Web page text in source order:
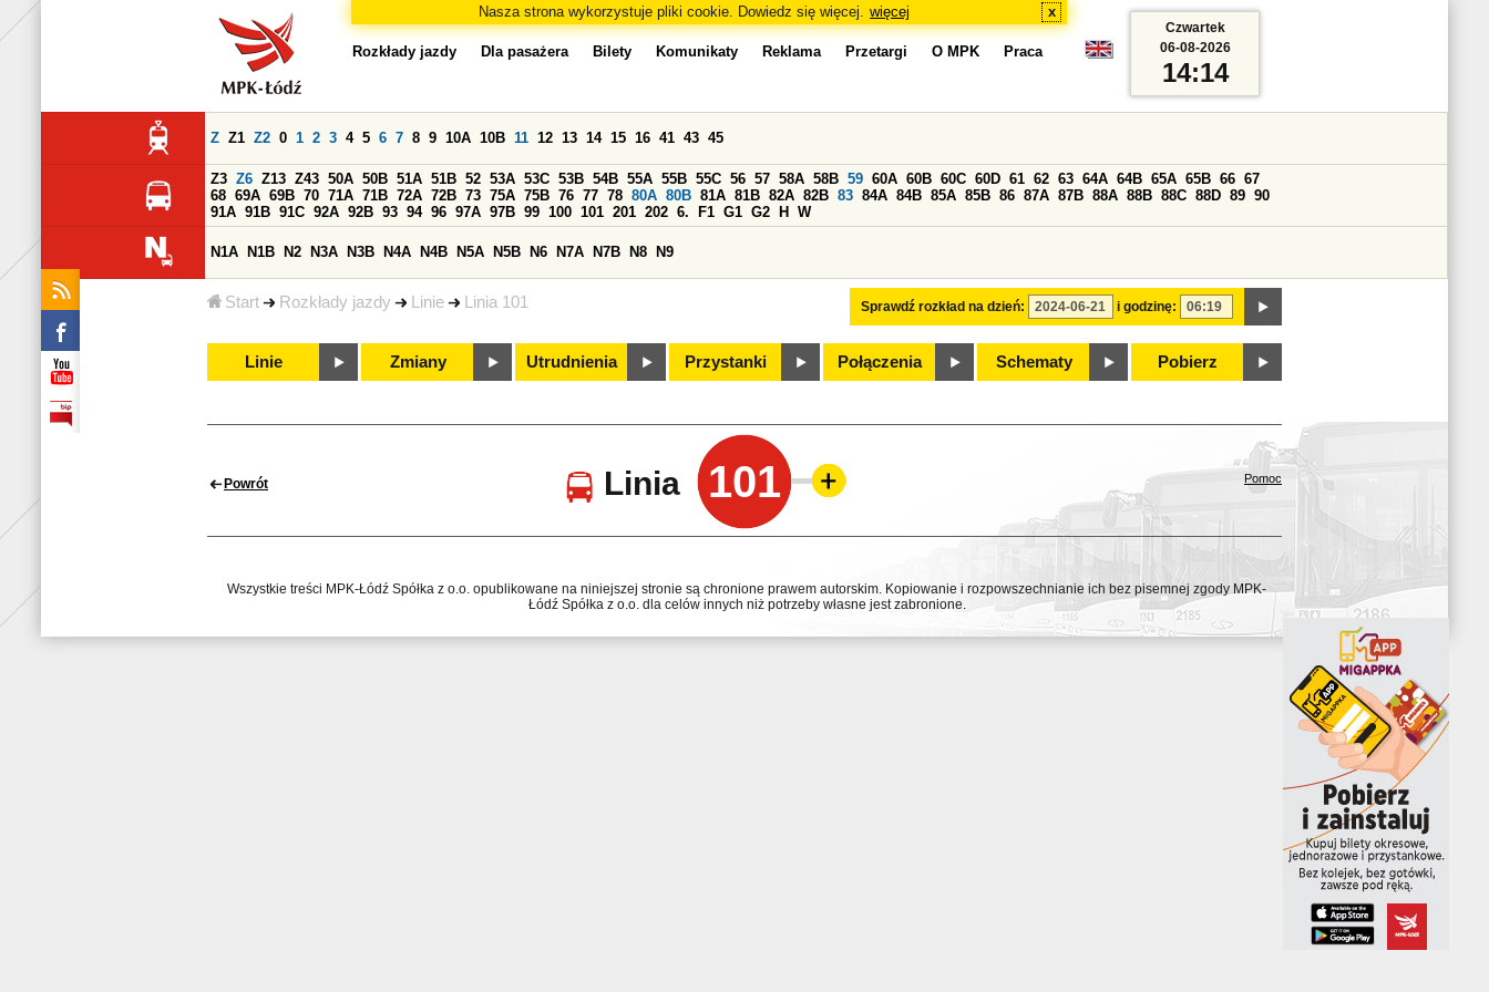
Nasza strona wykorzystuje pliki cookie. Dowiedz się więcej. więcej x
Start Rozkłady jazdy Linie Linia 101
Rozkłady jazdy Dla pasażera Bilety Komunikaty Reklama Przetargi O MPK Praca
Sprawdź rozkład na dzień: i godzinę:
Z Z1 Z2 0 1 2 3 4 5 6 7 8 9 10A 10B 11 12 13 14 15 16 41 43 45
Z3 Z6 Z13 Z43 50A 50B 51A 51B 52 53A 53C 53B 54B 55A 55B 55C 56 57 58A 58B 59 60A 60B 60C 60D 61 62 63 64A 64B 65A 65B 66 67
68 69A 69B 70 71A 71B 72A 72B 73 75A 75B 76 77 78 80A 80B 81A 81B 82A 82B 83 84A 84B 85A 85B 86 87A 87B 88A 88B 88C 88D 89 90
91A 91B 91C 92A 92B 93 94 96 97A 97B 99 100 101 201 202 6. F1 G1 G2 H W
N1A N1B N2 N3A N3B N4A N4B N5A N5B N6 N7A N7B N8 N9
Linie Zmiany Utrudnienia Przystanki Połączenia Schematy Pobierz
Czwartek
06-08-2026
14:14
Powrót Linia 101 Pomoc
Wszystkie treści MPK-Łódź Spółka z o.o. opublikowane na niniejszej stronie są chronione prawem autorskim. Kopiowanie i rozpowszechnianie ich bez pisemnej zgody MPK-
Łódź Spółka z o.o. dla celów innych niż potrzeby własne jest zabronione.